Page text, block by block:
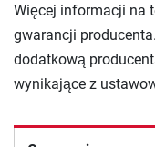
Więcej informacji na
gwarancji
dodatkową
wynikające z